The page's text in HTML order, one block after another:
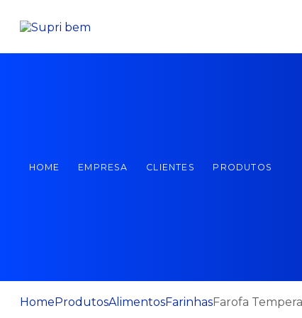
HOME EMPRESA CLIENTES PRODUTOS
HomeProdutosAlimentosFarinhasFarofa